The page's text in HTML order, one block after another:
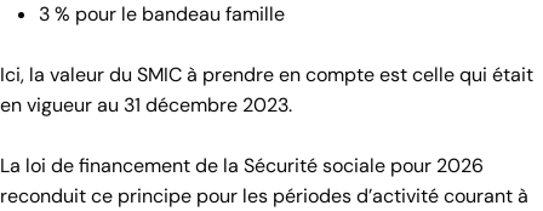
3 % pour le bandeau famille
Ici, la valeur du SMIC à prendre en compte est celle qui était
en vigueur au 31 décembre 2023.
La loi de financement de la Sécurité sociale pour 2026
reconduit ce principe pour les périodes d’activité courant à